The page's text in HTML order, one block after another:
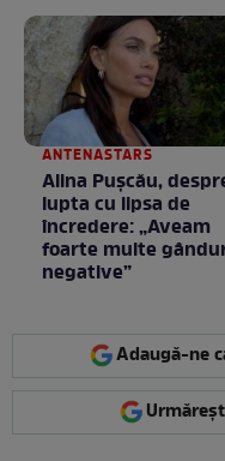
ANTENASTARS
Alina Pușcău,
lupta cu lipsa de
încredere: „Aveam
foarte multe
negative”
Adaugă-ne